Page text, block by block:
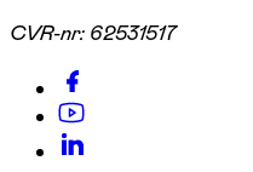
CVR-nr: 62531517